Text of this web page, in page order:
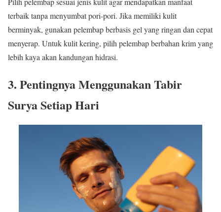
terbaik tanpa menyumbat pori-pori. Jika memiliki kulit
berminyak, gunakan pelembap berbasis gel yang ringan dan cepat
menyerap. Untuk kulit kering, pilih pelembap berbahan krim yang
lebih kaya akan kandungan hidrasi.
3. Pentingnya Menggunakan Tabir
Surya Setiap Hari